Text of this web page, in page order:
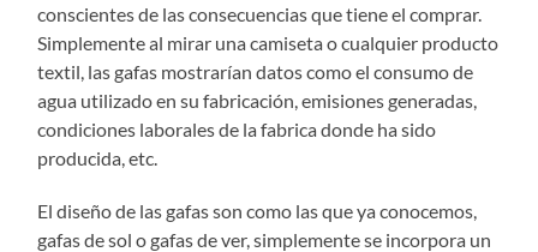
conscientes de las consecuencias que tiene el comprar.
Simplemente al mirar una camiseta o cualquier producto
textil, las gafas mostrarían datos como el consumo de
agua utilizado en su fabricación, emisiones generadas,
condiciones laborales de la fabrica donde ha sido
producida, etc.
El diseño de las gafas son como las que ya conocemos,
gafas de sol o gafas de ver, simplemente se incorpora un